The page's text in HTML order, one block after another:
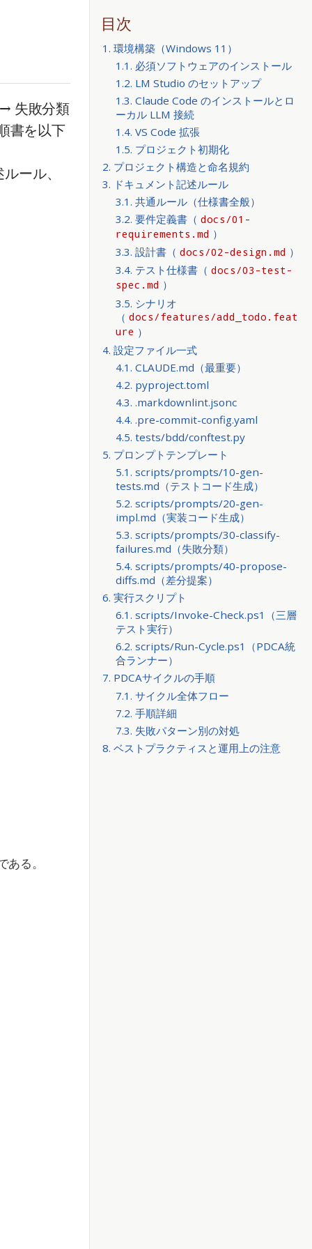
目次
1. 環境構築（Windows 11）
1.1. 必須ソフトウェアのインストール
1.2. LM Studio のセットアップ
1.3. Claude Code のインストールとロ
ーカル LLM 接続
1.4. VS Code 拡張
1.5. プロジェクト初期化
2. プロジェクト構造と命名規約
3. ドキュメント記述ルール
3.1. 共通ルール（仕様書全般）
3.2. 要件定義書（ docs/01-
requirements.md ）
3.3. 設計書（ docs/02-design.md ）
3.4. テスト仕様書（ docs/03-test-
spec.md ）
3.5. シナリオ
（ docs/features/add_todo.feat
ure ）
4. 設定ファイル一式
4.1. CLAUDE.md（最重要）
4.2. pyproject.toml
4.3. .markdownlint.jsonc
4.4. .pre-commit-config.yaml
4.5. tests/bdd/conftest.py
5. プロンプトテンプレート
5.1. scripts/prompts/10-gen-
tests.md（テストコード生成）
5.2. scripts/prompts/20-gen-
impl.md（実装コード生成）
5.3. scripts/prompts/30-classify-
failures.md（失敗分類）
5.4. scripts/prompts/40-propose-
diffs.md（差分提案）
6. 実行スクリプト
6.1. scripts/Invoke-Check.ps1（三層
テスト実行）
6.2. scripts/Run-Cycle.ps1（PDCA統
合ランナー）
7. PDCAサイクルの手順
7.1. サイクル全体フロー
7.2. 手順詳細
7.3. 失敗パターン別の対処
8. ベストプラクティスと運用上の注意
失敗分類
書を以下
ール、
ある。